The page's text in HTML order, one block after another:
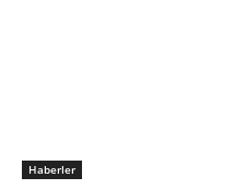
Haberler